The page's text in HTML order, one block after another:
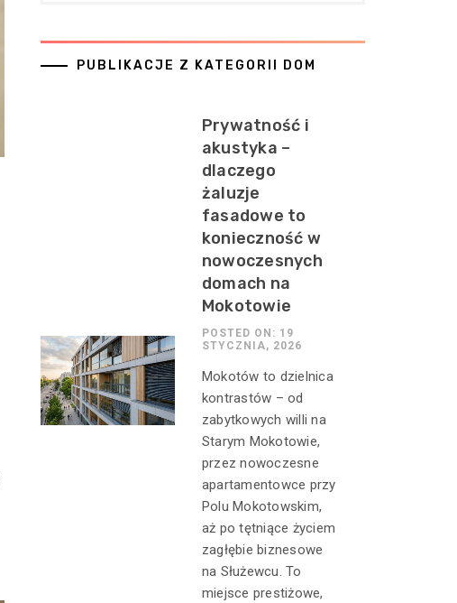
PUBLIKACJE Z KATEGORII DOM
Prywatność i
akustyka –
dlaczego
żaluzje
fasadowe to
konieczność w
nowoczesnych
domach na
Mokotowie
POSTED ON: 19
STYCZNIA, 2026
Mokotów to dzielnica
kontrastów – od
zabytkowych willi na
Starym Mokotowie,
przez nowoczesne
apartamentowce przy
Polu Mokotowskim,
aż po tętniące życiem
zagłębie biznesowe
na Służewcu. To
miejsce prestiżowe,